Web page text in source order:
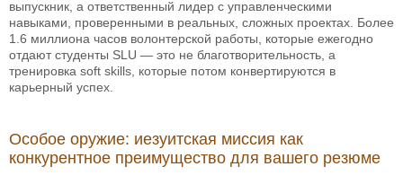
выпускник, а ответственный лидер с управленческими
навыками, проверенными в реальных, сложных проектах. Более
1.6 миллиона часов волонтерской работы, которые ежегодно
отдают студенты SLU — это не благотворительность, а
тренировка soft skills, которые потом конвертируются в
карьерный успех.
Особое оружие: иезуитская миссия как
конкурентное преимущество для вашего резюме